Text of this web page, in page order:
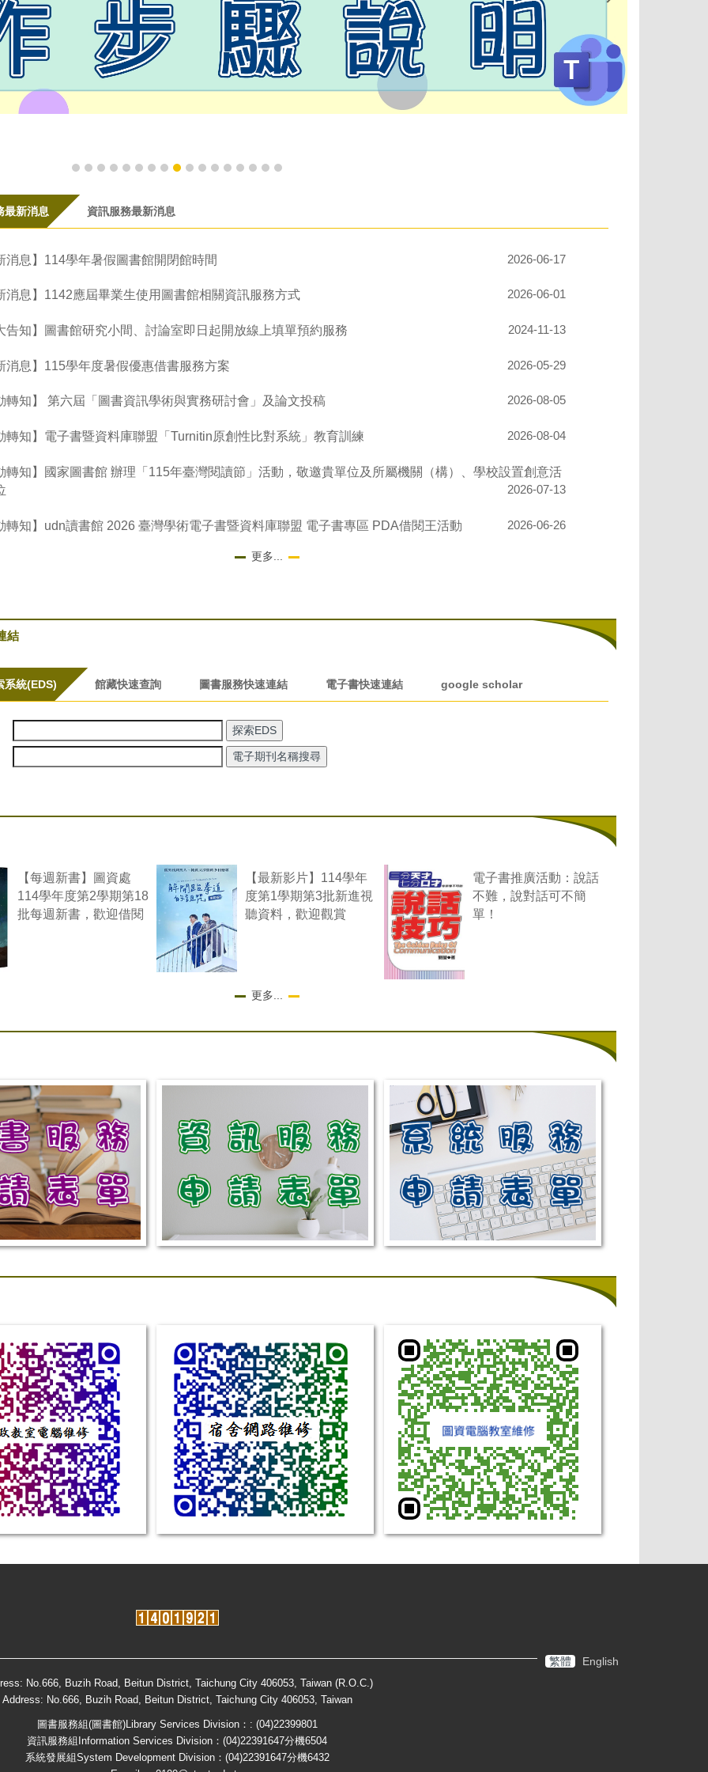
最新消息 資訊服務最新消息
消息】114學年暑假圖書館開閉館時間 2026-06-17
消息】1142應屆畢業生使用圖書館相關資訊服務方式 2026-06-01
告知】圖書館研究小間、討論室即日起開放線上填單預約服務 2024-11-13
消息】115學年度暑假優惠借書服務方案 2026-05-29
轉知】 第六屆「圖書資訊學術與實務研討會」及論文投稿 2026-08-05
轉知】電子書暨資料庫聯盟「Turnitin原創性比對系統」教育訓練 2026-08-04
轉知】國家圖書館 辦理「115年臺灣閱讀節」活動，敬邀貴單位及所屬機關（構）、學校設置創意活
2026-07-13
轉知】udn讀書館 2026 臺灣學術電子書暨資料庫聯盟 電子書專區 PDA借閱王活動 2026-06-26
更多...
結
系統(EDS) 館藏快速查詢 圖書服務快速連結 電子書快速連結 google scholar
【每週新書】圖資處
114學年度第2學期第18
批每週新書，歡迎借閱
【最新影片】114學年
度第1學期第3批新進視
聽資料，歡迎觀賞
電子書推廣活動：說話
不難，說對話可不簡
單！
更多...
繁體 English
No.666, Buzih Road, Beitun District, Taichung City 406053, Taiwan (R.O.C.)
Address: No.666, Buzih Road, Beitun District, Taichung City 406053, Taiwan
圖書服務組(圖書館)Library Services Division：: (04)22399801
資訊服務組Information Services Division：(04)22391647分機6504
系統發展組System Development Division：(04)22391647分機6432